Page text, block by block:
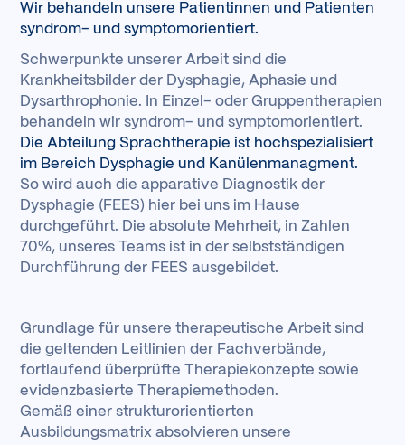
Wir behandeln unsere Patientinnen und Patienten
syndrom- und symptomorientiert.
Schwerpunkte unserer Arbeit sind die
Krankheitsbilder der Dysphagie, Aphasie und
Dysarthrophonie. In Einzel- oder Gruppentherapien
behandeln wir syndrom- und symptomorientiert.
Die Abteilung Sprachtherapie ist hochspezialisiert
im Bereich Dysphagie und Kanülenmanagment.
So wird auch die apparative Diagnostik der
Dysphagie (FEES) hier bei uns im Hause
durchgeführt. Die absolute Mehrheit, in Zahlen
70%, unseres Teams ist in der selbstständigen
Durchführung der FEES ausgebildet.
Grundlage für unsere therapeutische Arbeit sind
die geltenden Leitlinien der Fachverbände,
fortlaufend überprüfte Therapiekonzepte sowie
evidenzbasierte Therapiemethoden.
Gemäß einer strukturorientierten
Ausbildungsmatrix absolvieren unsere